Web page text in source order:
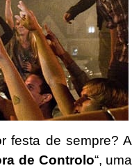
festa de sempre? A
de Controlo“, uma